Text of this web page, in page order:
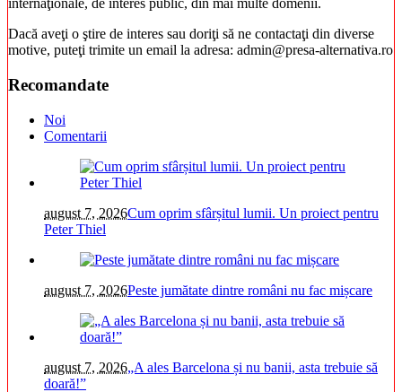
internaţionale, de interes public, din mai multe domenii.
Dacă aveţi o ştire de interes sau doriţi să ne contactaţi din diverse
motive, puteţi trimite un email la adresa: admin@presa-alternativa.ro
Recomandate
Noi
Comentarii
august 7, 2026Cum oprim sfârșitul lumii. Un proiect pentru
Peter Thiel
august 7, 2026Peste jumătate dintre români nu fac mișcare
august 7, 2026„A ales Barcelona și nu banii, asta trebuie să
doară!”